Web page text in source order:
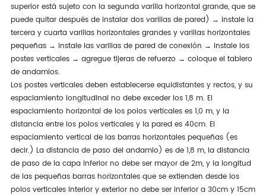
superior está sujeto con la segunda varilla horizontal grande, que se
puede quitar después de instalar dos varillas de pared) → instale la
tercera y cuarta varillas horizontales grandes y varillas horizontales
pequeñas → instale las varillas de pared de conexión → instale los
postes verticales → agregue tijeras de refuerzo → coloque el tablero
de andamios.
Los postes verticales deben establecerse equidistantes y rectos, y su
espaciamiento longitudinal no debe exceder los 1,8 m. El
espaciamiento horizontal de los polos verticales es 1,0 m, y la
distancia entre los polos verticales y la pared es 40cm. El
espaciamiento vertical de las barras horizontales pequeñas (es
decir.) La distancia de paso del andamio) es de 1,8 m, la distancia
de paso de la capa inferior no debe ser mayor de 2m, y la longitud
de las pequeñas barras horizontales que se extienden desde los
polos verticales interior y exterior no debe ser inferior a 30cm y 15cm